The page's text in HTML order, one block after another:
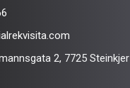
2, 7725 Steinkjer